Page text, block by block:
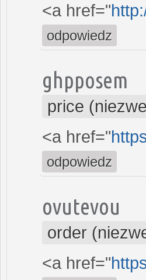
<a href="
odpowiedz
ghpposem
price
<a href="
odpowiedz
ovutevou
order
<a href="